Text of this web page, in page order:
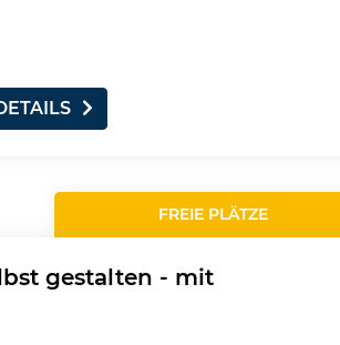
FREIE PLÄTZE
gestalten - mit